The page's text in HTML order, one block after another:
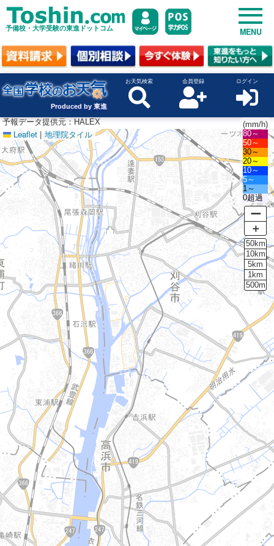
予備校・大学受験の東進ドットコム MENU
Produced by 東進
お天気検索 会員登録 ログイン
Leaflet | 地理院タイル
(mm/h)
80～
50～
30～
20～
10～
5～
1～
0超過
ー
＋
50km
10km
5km
1km
500m
予報データ提供元：HALEX